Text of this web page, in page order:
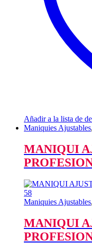
Añadir a la lista de
Maniquies Ajustables,
MANIQUI
Maniquies Ajustables,
MANIQUI